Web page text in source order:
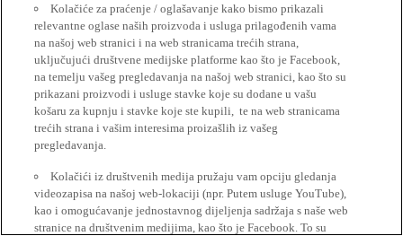
Kolačiće za praćenje / oglašavanje kako bismo prikazali
relevantne oglase naših proizvoda i usluga prilagođenih vama
na našoj web stranici i na web stranicama trećih strana,
uključujući društvene medijske platforme kao što je Facebook,
na temelju vašeg pregledavanja na našoj web stranici, kao što su
prikazani proizvodi i usluge stavke koje su dodane u vašu
košaru za kupnju i stavke koje ste kupili, te na web stranicama
trećih strana i vašim interesima proizašlih iz vašeg
pregledavanja.
Kolačići iz društvenih medija pružaju vam opciju gledanja
videozapisa na našoj web-lokaciji (npr. Putem usluge YouTube),
kao i omogućavanje jednostavnog dijeljenja sadržaja s naše web
stranice na društvenim medijima, kao što je Facebook. To su